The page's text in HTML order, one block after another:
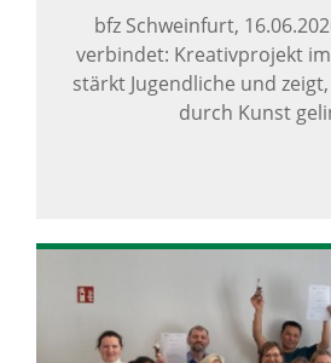
bfz Schweinfurt,
verbindet: Kreativprojekt
stärkt Jugendliche und
durch Kunst